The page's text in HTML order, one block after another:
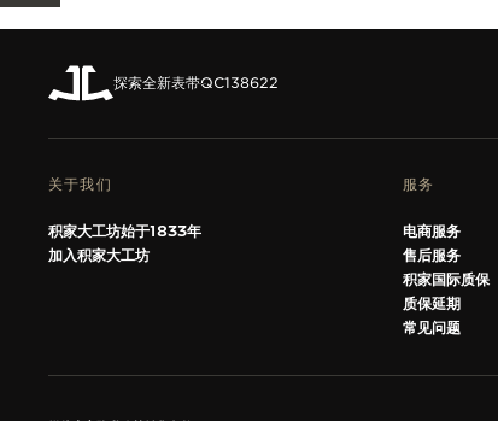
探索全新表带QC138622
关于我们
积家大工坊始于1833年
加入积家大工坊
服务
电商服务
售后服务
积家国际质保
质保延期
常见问题